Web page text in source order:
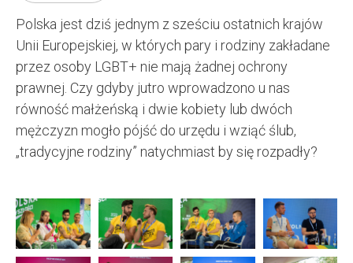
Polska jest dziś jednym z sześciu ostatnich krajów
Unii Europejskiej, w których pary i rodziny zakładane
przez osoby LGBT+ nie mają żadnej ochrony
prawnej. Czy gdyby jutro wprowadzono u nas
równość małżeńską i dwie kobiety lub dwóch
mężczyzn mogło pójść do urzędu i wziąć ślub,
„tradycyjne rodziny” natychmiast by się rozpadły?